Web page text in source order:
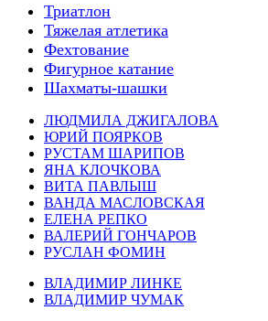
Триатлон
Тяжелая атлетика
Фехтование
Фигурное катание
Шахматы-шашки
ЛЮДМИЛА ДЖИГАЛОВА
ЮРИЙ ПОЯРКОВ
РУСТАМ ШАРИПОВ
ЯНА КЛОЧКОВА
ВИТА ПАВЛЫШ
ВАНДА МАСЛОВСКАЯ
ЕЛЕНА РЕПКО
ВАЛЕРИЙ ГОНЧАРОВ
РУСЛАН ФОМИН
ВЛАДИМИР ЛИНКЕ
ВЛАДИМИР ЧУМАК